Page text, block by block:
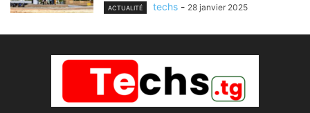
ACTUALITÉ techs - 28 janvier 2025